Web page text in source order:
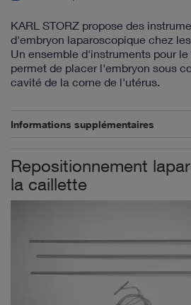
KARL STORZ propose des
d'embryon laparoscopique chez
Un ensemble d'instruments pour
permet de placer l'embryon sous
cavité de la corne de l'utérus.
Informations supplémentaires
Repositionnement
la caillette